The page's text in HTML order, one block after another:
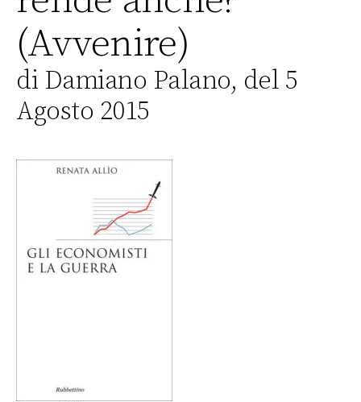
(Avvenire)
di Damiano Palano, del 5
Agosto 2015